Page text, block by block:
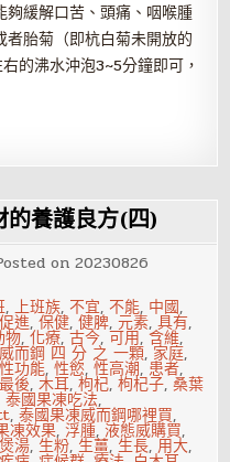
緩解口苦、頭痛、咽喉腫
胎菊（即杭白菊未開放的
的沸水沖泡3~5分鐘即可，
的養護良方(四)
on20230826
,上班族,不宜,不能, 中國,
促進,保健,健脾,元素,具有,
物,化療,古今,可用,含維,
威而鋼 四 分 之 一顆, 家庭,
性功能,性慾,性高潮, 患者,
最後,木耳,枸杞,枸杞子,桑葉
泰國果凍吃法,
,泰國果凍威而鋼哪裡買,
凍效果,浮腫,液態威購買,
煲湯,生粉,生薑,生長, 用大,